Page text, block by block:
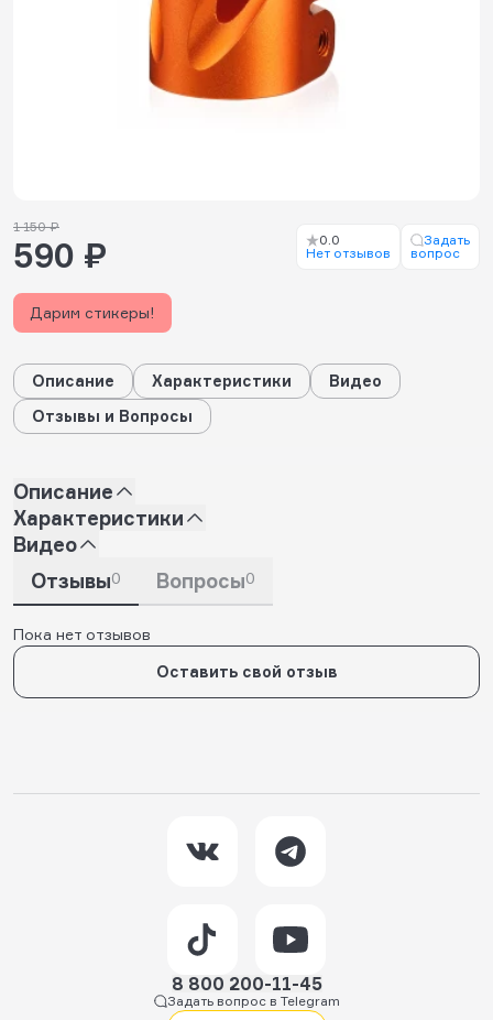
1 150 ₽
590 ₽
0.0
Нет отзывов
Задать
вопрос
Дарим стикеры!
Описание Характеристики
Видео
Отзывы и Вопросы
Описание
Характеристики
Видео
Отзывы0 Вопросы0
Пока нет отзывов
Оставить свой отзыв
8 800 200-11-45
Задать вопрос в Telegram